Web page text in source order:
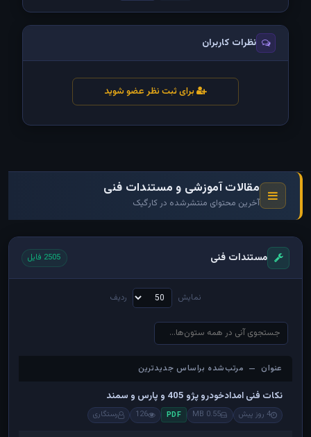
نظرات کاربران
برای ثبت نظر عضو شوید
مقالات آموزشی و مستندات فنی
آخرین محتوای منتشرشده در کارگیک
مستندات فنی 2505 فایل
نمایش ردیف
عنوان — مرتب‌شده براساس جدیدترین
عنوان — مرتب‌شده براساس جدیدترین
نکات فنی امدادخودرو پژو 405 و پارس و سمند
4 روز پیش 0.55 MB
PDF
126 رستگاری